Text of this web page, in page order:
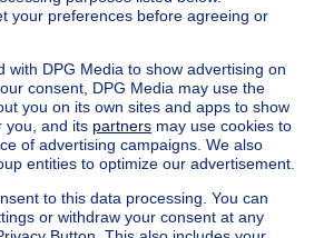
House for sale France
Spain
House for sale Italy
House for sale Netherlands
Cheap houses for sale
apartments for rent